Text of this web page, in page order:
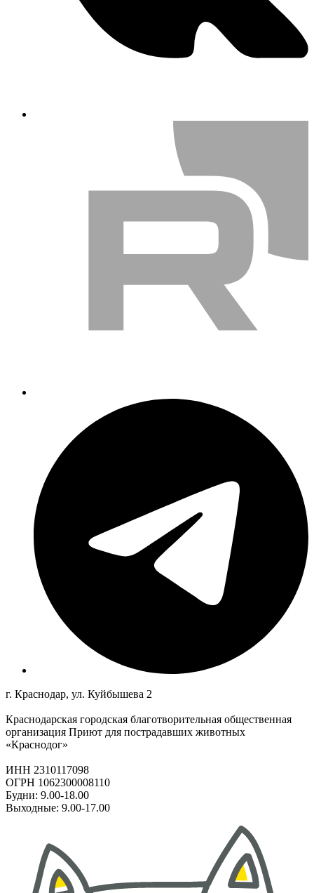
г. Краснодар, ул. Куйбышева 2
Краснодарская городская благотворительная общественная
организация Приют для пострадавших животных
«Краснодог»
ИНН 2310117098
ОГРН 1062300008110
Будни: 9.00-18.00
Выходные: 9.00-17.00